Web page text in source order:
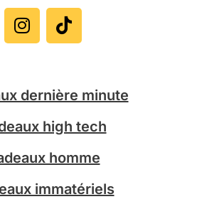
n
s
t
r
a
m
i
k
t
dernière minute
high tech
homme
immatériels